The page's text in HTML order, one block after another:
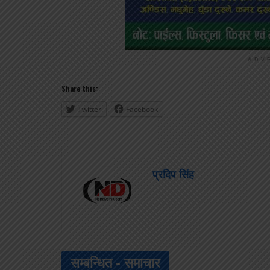
Share this:
Twitter Facebook
प्रदिप सिंह
सम्बन्धित - समाचार